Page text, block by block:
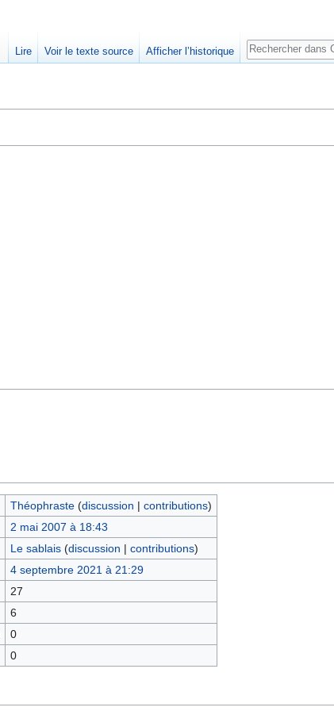
Théophraste (discussion | contributions)
2 mai 2007 à 18:43
Le sablais (discussion | contributions)
4 septembre 2021 à 21:29
27
6
0
0
Lire Voir le texte source Afficher l’historique
Rechercher